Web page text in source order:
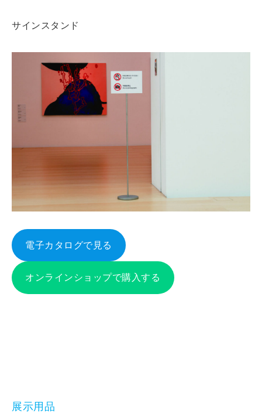
サインスタンド
電子カタログで見る
オンラインショップで購入する
展示用品